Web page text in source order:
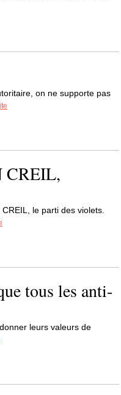
on ne supporte pas
CREIL,
le parti des violets.
tous les anti-
leurs valeurs de